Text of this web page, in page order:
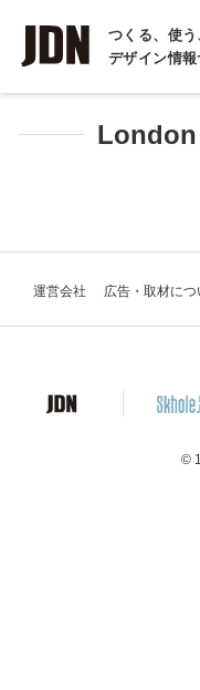
つくる、使
デザイン情報
INTERVIEW
インタビュー
REPORT
運営会社 広告・取材につ
©